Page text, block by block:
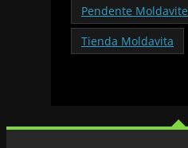
Pendente Moldavite
Tienda Moldavita